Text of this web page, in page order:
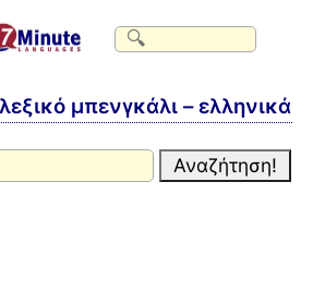
μπενγκάλι – ελληνικά